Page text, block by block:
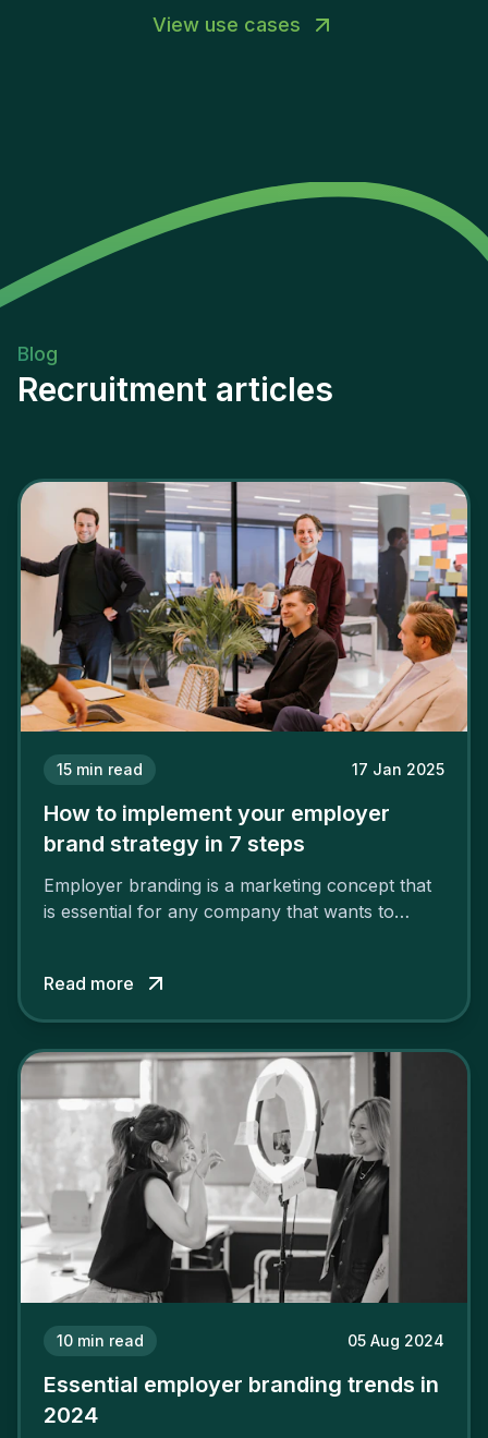
View use cases
Blog
Recruitment articles
15 min read 17 Jan 2025
How to implement your employer
brand strategy in 7 steps
Employer branding is a marketing concept that
is essential for any company that wants to
solid and positive employer brand are clear, you
cannot simply wave a magic wand for it to be
Read more
10 min read 05 Aug 2024
Essential employer branding trends in
2024